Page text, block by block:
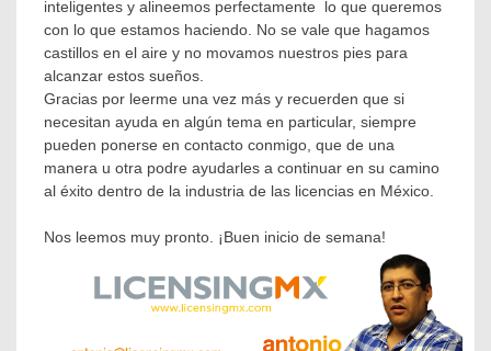
inteligentes y alineemos perfectamente lo que queremos
con lo que estamos haciendo. No se vale que hagamos
castillos en el aire y no movamos nuestros pies para
alcanzar estos sueños.
Gracias por leerme una vez más y recuerden que si
necesitan ayuda en algún tema en particular, siempre
pueden ponerse en contacto conmigo, que de una
manera u otra podre ayudarles a continuar en su camino
al éxito dentro de la industria de las licencias en México.
Nos leemos muy pronto. ¡Buen inicio de semana!